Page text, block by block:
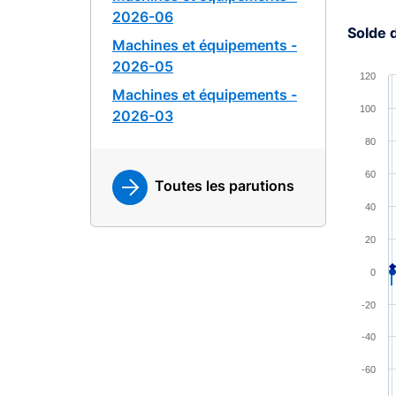
2026-06
Machines et équipements -
2026-05
Machines et équipements -
2026-03
Toutes les parutions
Solde
The
-60
-40
-20
0
20
40
60
80
100
120